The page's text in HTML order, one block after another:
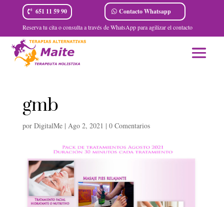
651 11 59 90 Contacto Whatsapp
Reserva tu cita o consulta a través de WhatsApp para agilizar el contacto
gmb
por DigitalMe| Ago 2, 2021 | 0 Comentarios